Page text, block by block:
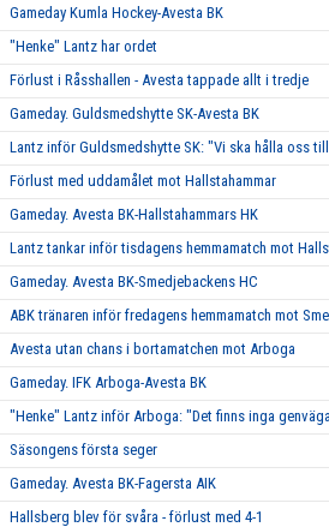
Gameday Kumla Hockey-Avesta BK
"Henke" Lantz har ordet
Förlust i Råsshallen - Avesta tappade allt i tredje
Gameday. Guldsmedshytte SK-Avesta BK
Lantz inför Guldsmedshytte SK: "Vi ska hålla oss
Förlust med uddamålet mot Hallstahammar
Gameday. Avesta BK-Hallstahammars HK
Lantz tankar inför tisdagens hemmamatch mot
Gameday. Avesta BK-Smedjebackens HC
ABK tränaren inför fredagens hemmamatch mot
Avesta utan chans i bortamatchen mot Arboga
Gameday. IFK Arboga-Avesta BK
"Henke" Lantz inför Arboga: "Det finns inga
Säsongens första seger
Gameday. Avesta BK-Fagersta AIK
Hallsberg blev för svåra - förlust med 4-1